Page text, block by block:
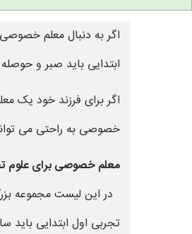
اگر به دنبال معلم
ابتدایی باید صبر و
اگر برای فرزند خود یک
خصوصی به راحتی می
معلم خصوصی برای علوم
در این لیست مجموعه
تجربی اول ابتدایی باید